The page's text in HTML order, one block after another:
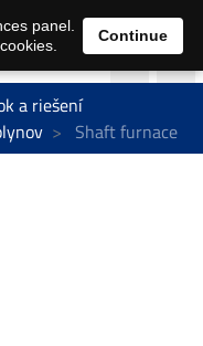
a riešení
Shaft furnace
panel.
Continue